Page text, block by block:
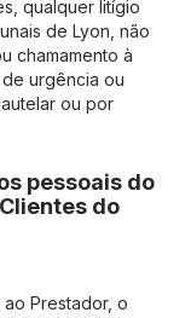
qualquer litígio
de Lyon, não
chamamento à
urgência ou
ou por
pessoais do
do
Prestador, o